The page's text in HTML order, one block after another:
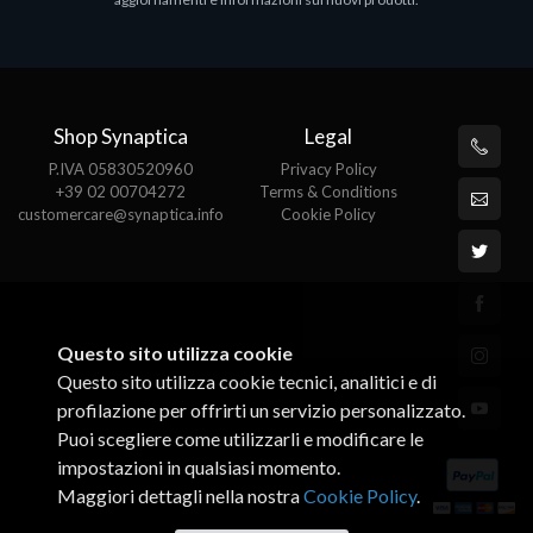
Shop Synaptica
P.IVA 05830520960
+39 02 00704272
customercare@synaptica.info
Legal
Privacy Policy
Terms & Conditions
Cookie Policy
Questo sito utilizza cookie
Questo sito utilizza cookie tecnici, analitici e di
profilazione per offrirti un servizio personalizzato.
Puoi scegliere come utilizzarli e modificare le
impostazioni in qualsiasi momento.
Maggiori dettagli nella nostraCookie Policy.